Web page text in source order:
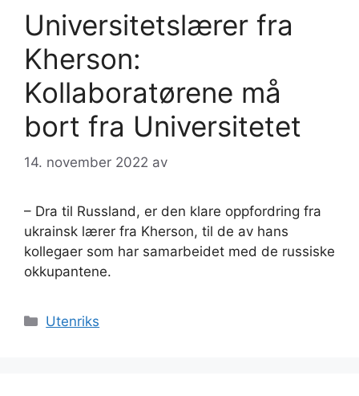
Universitetslærer fra
Kherson:
Kollaboratørene må
bort fra Universitetet
14. november 2022 av
– Dra til Russland, er den klare oppfordring fra
ukrainsk lærer fra Kherson, til de av hans
kollegaer som har samarbeidet med de russiske
okkupantene.
Kategorier
Utenriks